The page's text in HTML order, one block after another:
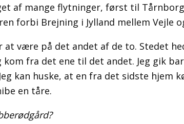
af mange flytninger, først til
forbi Brejning i Jylland mellem Vejle
at være på det andet af de to. Stedet
kom fra det ene til det andet. Jeg gik
kan huske, at en fra det sidste
en tåre.